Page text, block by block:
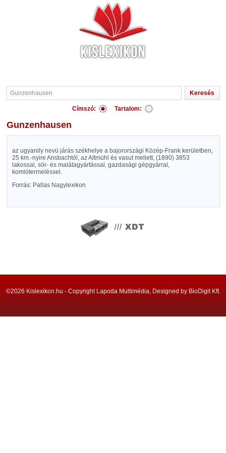
Címszó: Tartalom:
Gunzenhausen
az ugyanily nevü járás székhelye a bajorországi Közép-Frank kerületben,
25 km.-nyire Ansbachtól, az Altmühl és vasut mellett, (1890) 3853
lakossal, sör- és malátagyártással, gazdasági gépgyárral,
komlótermeléssel.
Forrás: Pallas Nagylexikon
©2026 Kislexikon.hu - Copyright Lapoda Multimédia, Designed by BioDigit Kft.